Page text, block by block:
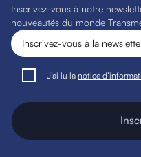
Inscrivez-vous à notre
nouveautés du monde
J’ai lu la notice